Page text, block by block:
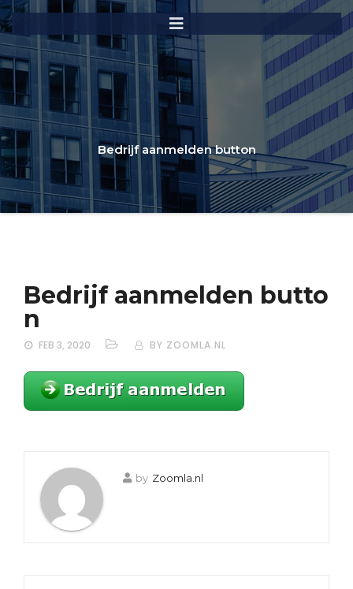
Bedrijf aanmelden button
Bedrijf aanmelden butto
n
FEB 3, 2020 BY ZOOMLA.NL
by Zoomla.nl